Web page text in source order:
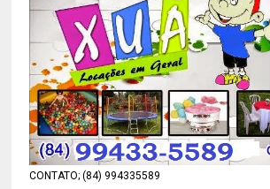
CONTATO; (84) 994335589